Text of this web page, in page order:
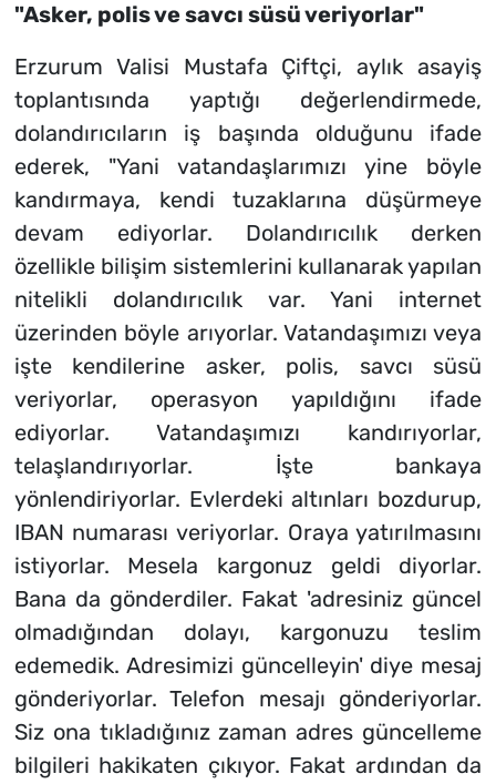
"Asker, polis ve savcı süsü veriyorlar"
Erzurum Valisi Mustafa Çiftçi, aylık asayiş
toplantısında yaptığı değerlendirmede,
dolandırıcıların iş başında olduğunu ifade
ederek, "Yani vatandaşlarımızı yine böyle
kandırmaya, kendi tuzaklarına düşürmeye
devam ediyorlar. Dolandırıcılık derken
özellikle bilişim sistemlerini kullanarak yapılan
nitelikli dolandırıcılık var. Yani internet
üzerinden böyle arıyorlar. Vatandaşımızı veya
işte kendilerine asker, polis, savcı süsü
veriyorlar, operasyon yapıldığını ifade
ediyorlar. Vatandaşımızı kandırıyorlar,
telaşlandırıyorlar. İşte bankaya
yönlendiriyorlar. Evlerdeki altınları bozdurup,
IBAN numarası veriyorlar. Oraya yatırılmasını
istiyorlar. Mesela kargonuz geldi diyorlar.
Bana da gönderdiler. Fakat 'adresiniz güncel
olmadığından dolayı, kargonuzu teslim
edemedik. Adresimizi güncelleyin' diye mesaj
gönderiyorlar. Telefon mesajı gönderiyorlar.
Siz ona tıkladığınız zaman adres güncelleme
bilgileri hakikaten çıkıyor. Fakat ardından da